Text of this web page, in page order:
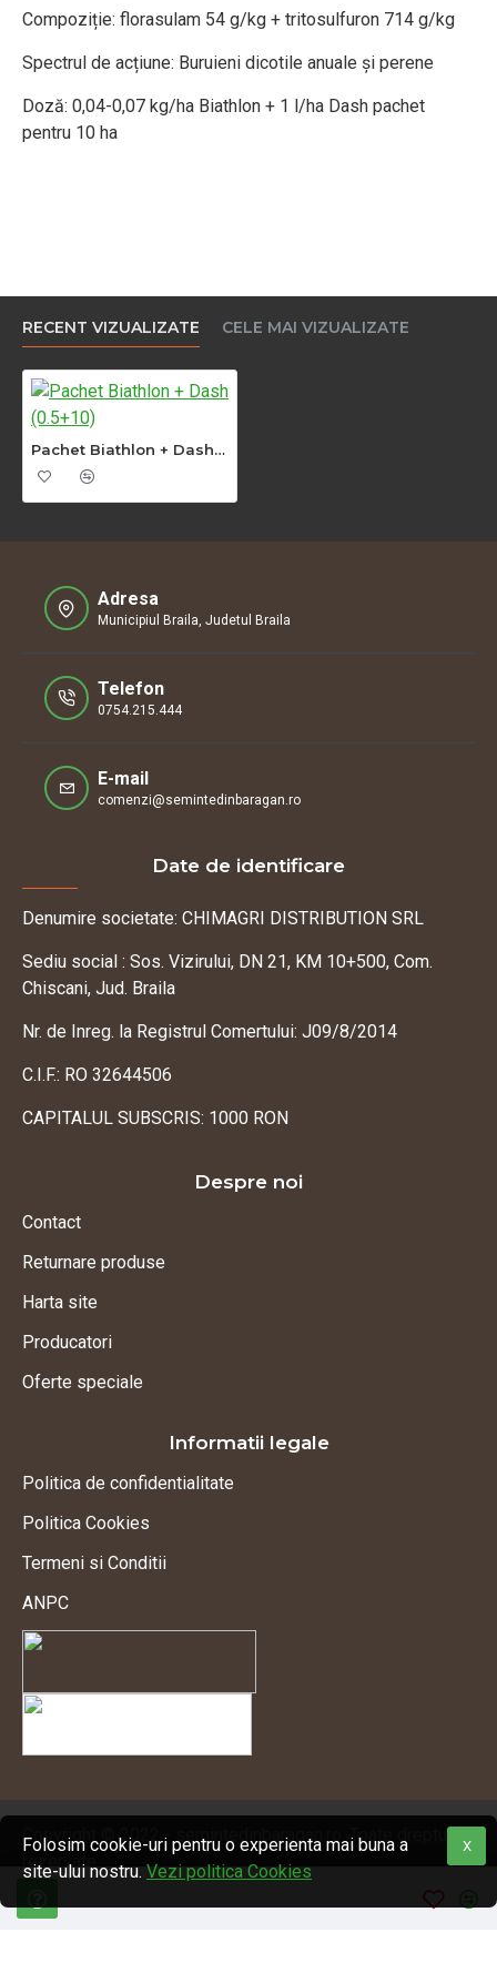
Compoziție: florasulam 54 g/kg + tritosulfuron 714 g/kg
Spectrul de acțiune: Buruieni dicotile anuale și perene
Doză: 0,04-0,07 kg/ha Biathlon + 1 l/ha Dash pachet
pentru 10 ha
RECENT VIZUALIZATE CELE MAI VIZUALIZATE
Pachet Biathlon + Dash (0.5+10)
Adresa
Municipiul Braila, Judetul Braila
Telefon
0754.215.444
E-mail
comenzi@semintedinbaragan.ro
Date de identificare
Denumire societate: CHIMAGRI DISTRIBUTION SRL
Sediu social : Sos. Vizirului, DN 21, KM 10+500, Com.
Chiscani, Jud. Braila
Nr. de Inreg. la Registrul Comertului: J09/8/2014
C.I.F.: RO 32644506
CAPITALUL SUBSCRIS: 1000 RON
Despre noi
Contact
Returnare produse
Harta site
Producatori
Oferte speciale
Informatii legale
Politica de confidentialitate
Politica Cookies
Termeni si Conditii
ANPC
Copyright © 2022 - semintedinbaragan.ro. Toate drepturile
rezervate.
Magazin online realizat de Flat Studio
X
Folosim cookie-uri pentru o experienta mai buna a
site-ului nostru. Vezi politica Cookies